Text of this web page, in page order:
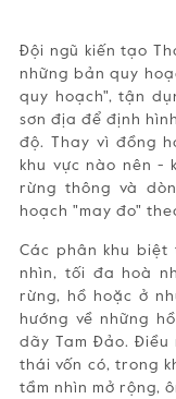
Đội ngũ kiến tạo
những bản quy
quy hoạch", tận
sơn địa để định
độ. Thay vì đồng
khu vực nào nên -
rừng thông và
hoạch "may đo"
Các phân khu
nhìn, tối đa hoà
rừng, hồ hoặc ở
hướng về những
dãy Tam Đảo.
thái vốn có, trong
tầm nhìn mở rộng,